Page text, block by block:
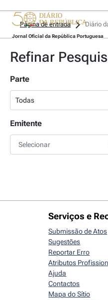
Jornal Oficial da República Portuguesa
Página de entrada Diário
Refinar
Parte
Emitente
Selecionar
Serviços e
Submissão de Atos
Sugestões
Reportar Erro
Atributos
Ajuda
Contactos
Mapa do Sítio